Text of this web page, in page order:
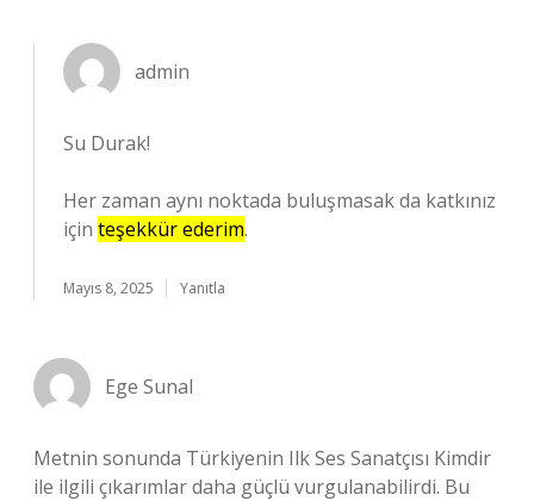
admin
Su Durak!
Her zaman aynı noktada buluşmasak da katkınız
için teşekkür ederim.
Mayıs 8, 2025 Yanıtla
Ege Sunal
Metnin sonunda Türkiyenin Ilk Ses Sanatçısı Kimdir
ile ilgili çıkarımlar daha güçlü vurgulanabilirdi. Bu